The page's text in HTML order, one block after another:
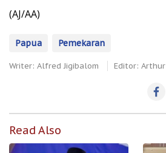
(AJ/AA)
Papua Pemekaran
Writer: Alfred Jigibalom Editor: Arthur
Read Also